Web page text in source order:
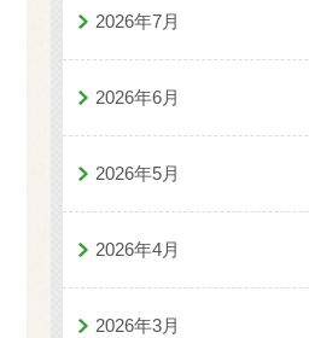
2026年7月
2026年6月
2026年5月
2026年4月
2026年3月